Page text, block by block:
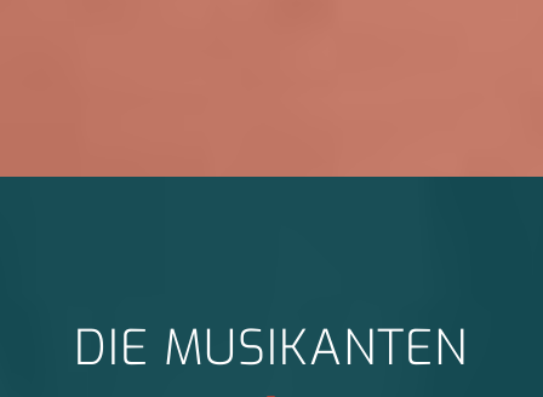
DIE MUSIKANTEN